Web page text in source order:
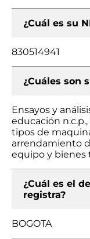
¿Cuál es su
830514941
¿Cuáles son
Ensayos y
educación
tipos de
arrendamiento
equipo y bienes
¿Cuál es el
registra?
BOGOTA